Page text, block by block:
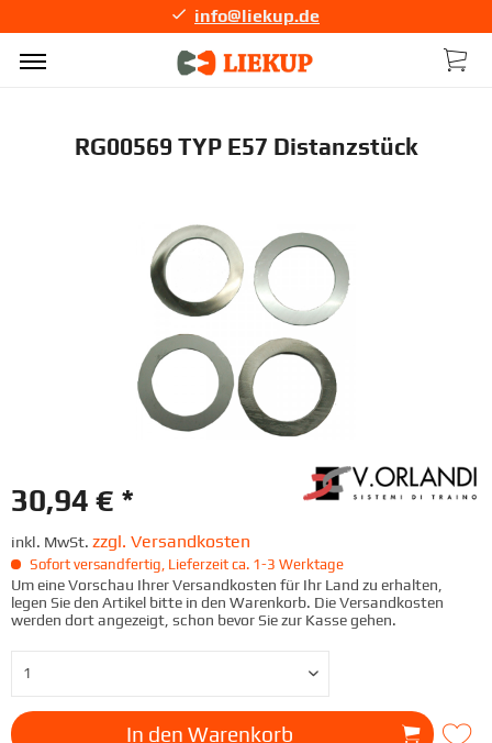
info@liekup.de
RG00569 TYP E57 Distanzstück
30,94 € *
inkl. MwSt. zzgl. Versandkosten
Sofort versandfertig, Lieferzeit ca. 1-3 Werktage
Um eine Vorschau Ihrer Versandkosten für Ihr Land zu erhalten,
legen Sie den Artikel bitte in den Warenkorb. Die Versandkosten
werden dort angezeigt, schon bevor Sie zur Kasse gehen.
In den Warenkorb